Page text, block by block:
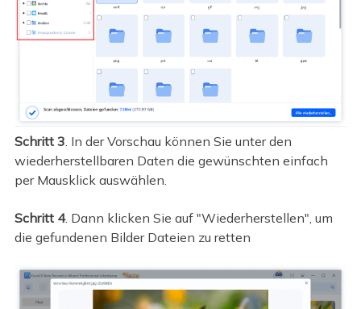
Schritt 3. In der Vorschau können Sie unter den
wiederherstellbaren Daten die gewünschten einfach
per Mausklick auswählen.
Schritt 4. Dann klicken Sie auf "Wiederherstellen", um
die gefundenen Bilder Dateien zu retten